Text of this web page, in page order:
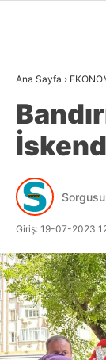
SİYASET
EKONOMİ
SPOR
MAGAZİN
EĞİTİM
DİĞER
Ana Sayfa ›
Giriş: 19-07-2023